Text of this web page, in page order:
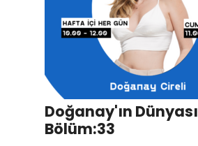
Doğanay'ın Dünyası
Bölüm:33